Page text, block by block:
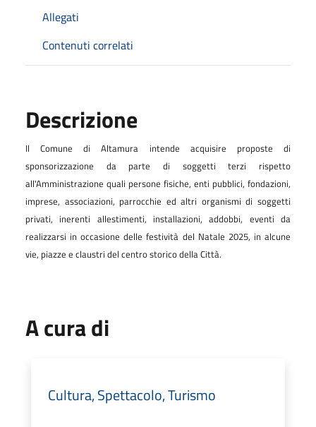
Allegati
Contenuti correlati
Descrizione
Il Comune di Altamura intende acquisire proposte di
sponsorizzazione da parte di soggetti terzi rispetto
all'Amministrazione quali persone fisiche, enti pubblici, fondazioni,
imprese, associazioni, parrocchie ed altri organismi di soggetti
privati, inerenti allestimenti, installazioni, addobbi, eventi da
realizzarsi in occasione delle festività del Natale 2025, in alcune
vie, piazze e claustri del centro storico della Città.
A cura di
Cultura, Spettacolo, Turismo